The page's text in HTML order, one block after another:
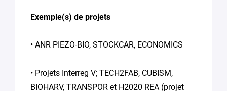
Exemple(s) de projets
• ANR PIEZO-BIO, STOCKCAR, ECONOMICS
• Projets Interreg V; TECH2FAB, CUBISM,
BIOHARV, TRANSPOR et H2020 REA (projet